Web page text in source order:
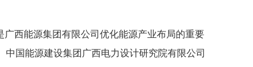
西能源集团有限公司优化能源产业布局的重要
国能源建设集团广西电力设计研究院有限公司